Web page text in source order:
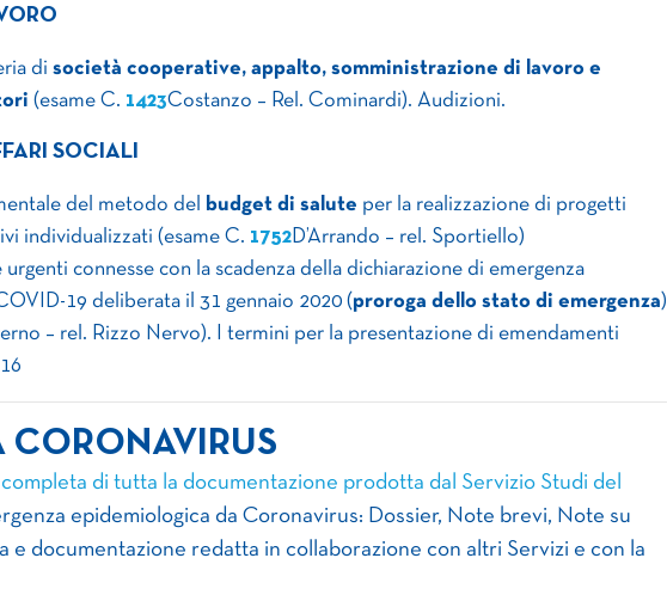
di società cooperative, appalto, somministrazione di lavoro e
(esame C. 1423Costanzo – Rel. Cominardi). Audizioni.
SOCIALI
del metodo del budget di salute per la realizzazione di progetti
individualizzati (esame C. 1752D’Arrando – rel. Sportiello)
urgenti connesse con la scadenza della dichiarazione di emergenza
19 deliberata il 31 gennaio 2020 (proroga dello stato di emergenza)
– rel. Rizzo Nervo). I termini per la presentazione di emendamenti
CORONAVIRUS
di tutta la documentazione prodotta dal Servizio Studi del
epidemiologica da Coronavirus: Dossier, Note brevi, Note su
e documentazione redatta in collaborazione con altri Servizi e con la